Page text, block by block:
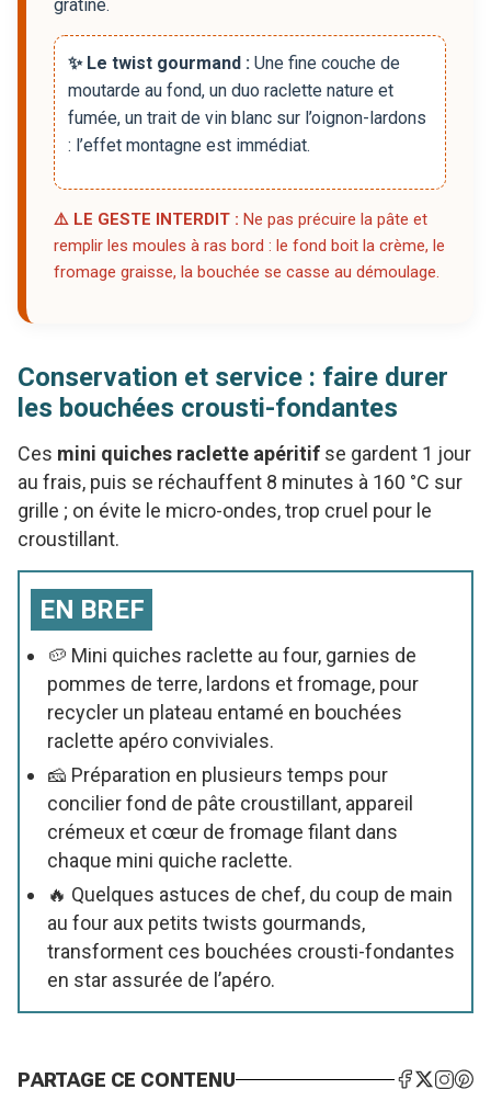
gratiné.
✨ Le twist gourmand : Une fine couche de
moutarde au fond, un duo raclette nature et
fumée, un trait de vin blanc sur l’oignon-lardons
: l’effet montagne est immédiat.
⚠️ LE GESTE INTERDIT : Ne pas précuire la pâte et
remplir les moules à ras bord : le fond boit la crème, le
fromage graisse, la bouchée se casse au démoulage.
Conservation et service : faire durer
les bouchées crousti-fondantes
Ces mini quiches raclette apéritif se gardent 1 jour
au frais, puis se réchauffent 8 minutes à 160 °C sur
grille ; on évite le micro-ondes, trop cruel pour le
croustillant.
EN BREF
🥔 Mini quiches raclette au four, garnies de
pommes de terre, lardons et fromage, pour
recycler un plateau entamé en bouchées
raclette apéro conviviales.
🧀 Préparation en plusieurs temps pour
concilier fond de pâte croustillant, appareil
crémeux et cœur de fromage filant dans
chaque mini quiche raclette.
🔥 Quelques astuces de chef, du coup de main
au four aux petits twists gourmands,
transforment ces bouchées crousti-fondantes
en star assurée de l’apéro.
PARTAGE CE CONTENU